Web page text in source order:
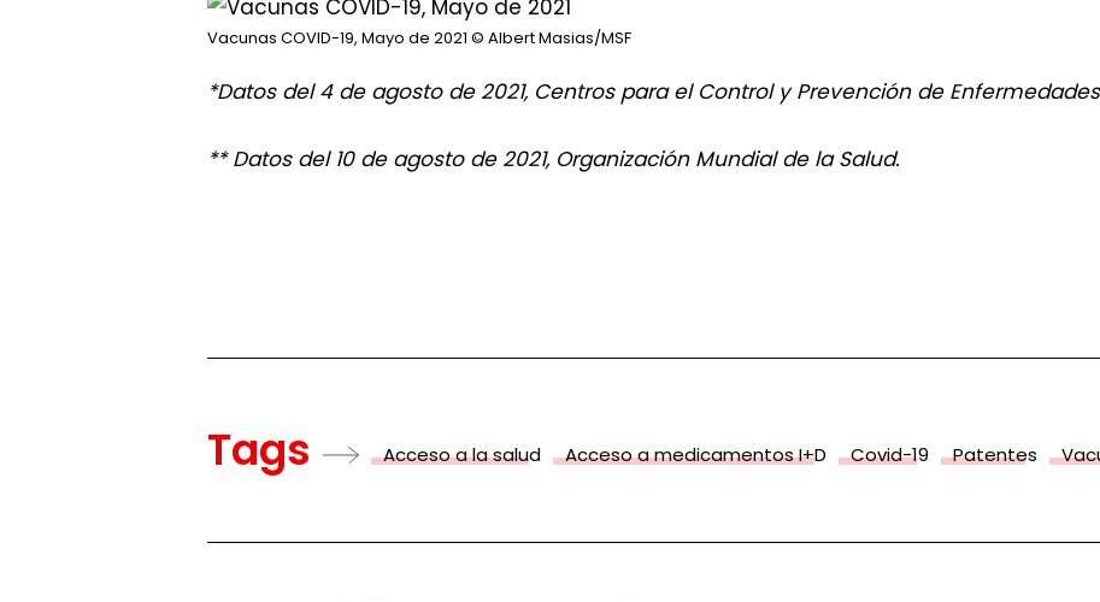
Vacunas COVID-19, Mayo de 2021 © Albert Masias/MSF
*Datos del 4 de agosto de 2021, Centros para el Control y Prevención de
** Datos del 10 de agosto de 2021, Organización Mundial de la Salud.
Tags Acceso a la salud Acceso a medicamentos I+D Covid-19 Patentes